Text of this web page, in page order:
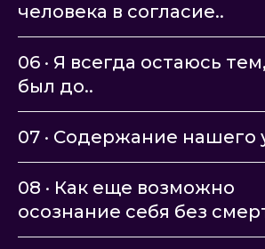
человека в согласие..
06 · Я всегда остаюсь
был до..
07 · Содержание нашего
08 · Как еще возможно
осознание себя без